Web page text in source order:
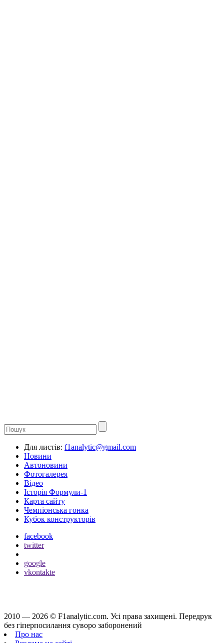
Для листів: f1analytic@gmail.com
Новини
Автоновини
Фотогалерея
Відео
Історія Формули-1
Карта сайту
Чемпіонська гонка
Кубок конструкторів
facebook
twitter
google
vkontakte
2010 — 2026 © F1analytic.com. Усi права захищенi. Передрук
без гіперпосилання суворо заборонений
Про нас